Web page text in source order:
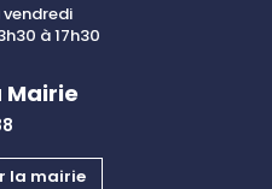
à 17h30
Mairie
la mairie